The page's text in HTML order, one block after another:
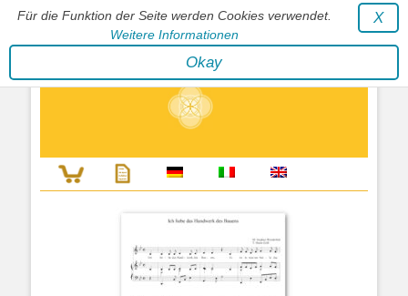
Für die Funktion der Seite werden Cookies verwendet.
Weitere Informationen
X
Okay
Stephan Wunderlich Verlag
Literatur zur Förderung der Gestaltfähigkeit des Lebens